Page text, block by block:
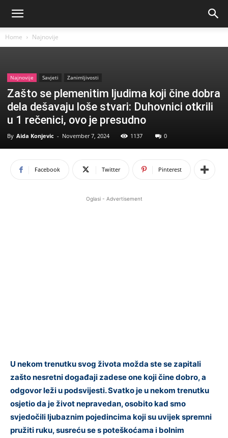
Home Najnovije
Najnovije Savjeti Zanimljivosti
Zašto se plemenitim ljudima koji čine dobra
dela dešavaju loše stvari: Duhovnici otkrili
u 1 rečenici, ovo je presudno
By Aida Konjevic - November 7, 2024 1137 0
Facebook Twitter Pinterest
Oglasi - Advertisement
U nekom trenutku svog života možda ste se zapitali
zašto nesretni događaji zadese one koji čine dobro, a
odgovor leži u podsvijesti. Svatko je u nekom trenutku
osjetio da je život nepravedan, osobito kad smo
svjedočili ljubaznim pojedincima koji su uvijek spremni
pružiti ruku, susreću se s poteškoćama i bolnim